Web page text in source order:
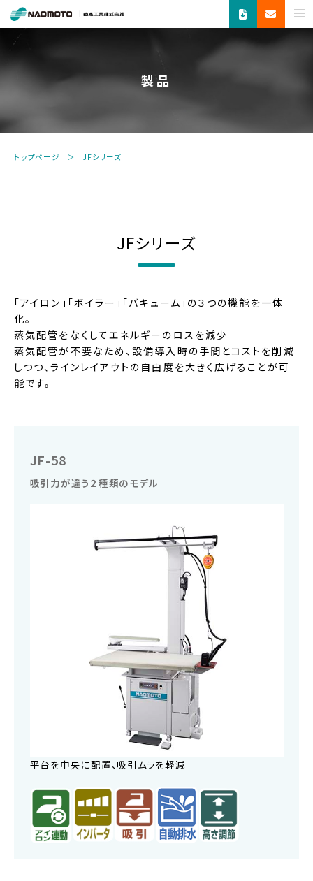
ス
チ
し
い
器・
洗
浄
機
器
の
製品
トップページ JFシリーズ
JFシリーズ
「アイロン」「ボイラー」「バキューム」の３つの機能を一体
化。
蒸気配管をなくしてエネルギーのロスを減少
蒸気配管が不要なため、設備導入時の手間とコストを削減
しつつ、ラインレイアウトの自由度を大きく広げることが可
能です。
JF-58
吸引力が違う２種類のモデル
平台を中央に配置、吸引ムラを軽減